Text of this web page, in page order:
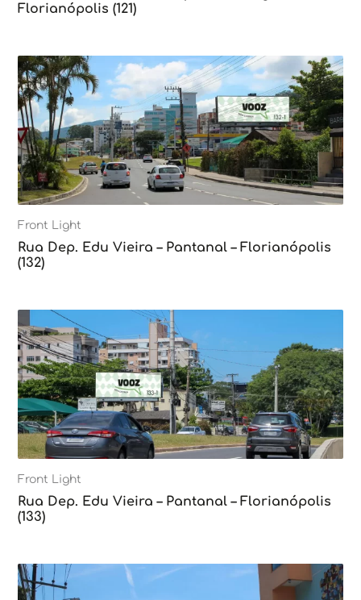
Florianópolis (121)
Front Light
Rua Dep. Edu Vieira – Pantanal – Florianópolis
(132)
Front Light
Rua Dep. Edu Vieira – Pantanal – Florianópolis
(133)